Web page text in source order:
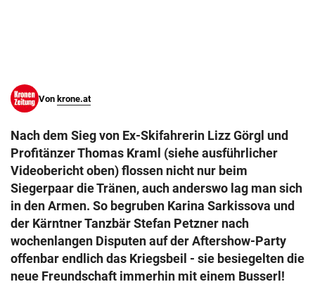
Von krone.at
Nach dem Sieg von Ex-Skifahrerin Lizz Görgl und
Profitänzer Thomas Kraml (siehe ausführlicher
Videobericht oben) flossen nicht nur beim
Siegerpaar die Tränen, auch anderswo lag man sich
in den Armen. So begruben Karina Sarkissova und
der Kärntner Tanzbär Stefan Petzner nach
wochenlangen Disputen auf der Aftershow-Party
offenbar endlich das Kriegsbeil - sie besiegelten die
neue Freundschaft immerhin mit einem Busserl!